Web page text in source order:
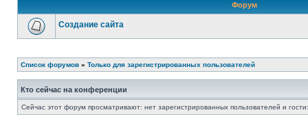
Форум
Создание сайта
Список форумов » Только для зарегистрированных пользователей
Кто сейчас на конференции
Сейчас этот форум просматривают: нет зарегистрированных пользователей и